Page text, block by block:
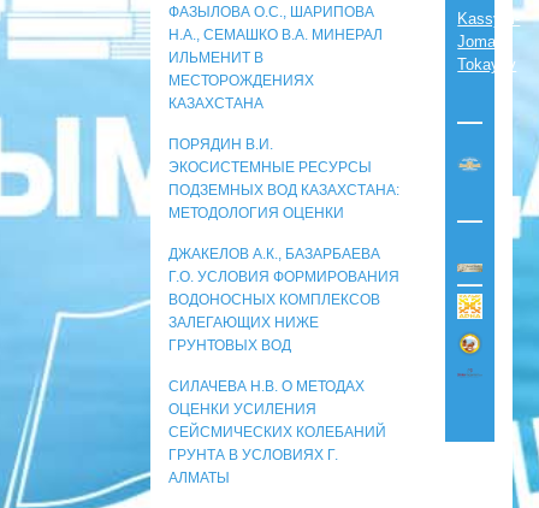
ФАЗЫЛОВА О.С., ШАРИПОВА
Н.А., СЕМАШКО В.А. МИНЕРАЛ
ИЛЬМЕНИТ В
МЕСТОРОЖДЕНИЯХ
КАЗАХСТАНА
ПОРЯДИН В.И.
ЭКОСИСТЕМНЫЕ РЕСУРСЫ
ПОДЗЕМНЫХ ВОД КАЗАХСТАНА:
МЕТОДОЛОГИЯ ОЦЕНКИ
ДЖАКЕЛОВ А.К., БАЗАРБАЕВА
Г.О. УСЛОВИЯ ФОРМИРОВАНИЯ
ВОДОНОСНЫХ КОМПЛЕКСОВ
ЗАЛЕГАЮЩИХ НИЖЕ
ГРУНТОВЫХ ВОД
СИЛАЧЕВА Н.В. О МЕТОДАХ
ОЦЕНКИ УСИЛЕНИЯ
СЕЙСМИЧЕСКИХ КОЛЕБАНИЙ
ГРУНТА В УСЛОВИЯХ Г.
АЛМАТЫ
Kassym-
Jomart
Tokayev